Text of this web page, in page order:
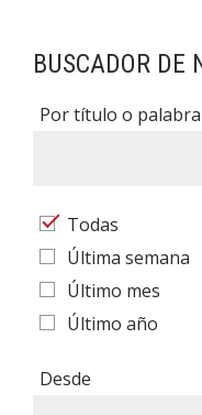
BUSCADOR DE
Por título o palabra
Todas
Última semana
Último mes
Último año
Desde